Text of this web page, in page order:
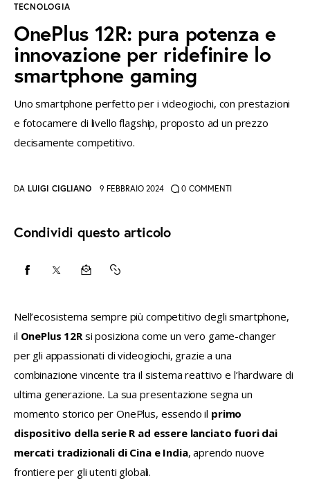
instagramm
x
TECNOLOGIA
OnePlus 12R: pura potenza e
innovazione per ridefinire lo
smartphone gaming
Uno smartphone perfetto per i videogiochi, con prestazioni
e fotocamere di livello flagship, proposto ad un prezzo
decisamente competitivo.
DA LUIGI CIGLIANO 9 FEBBRAIO 2024 0 COMMENTI
Condividi questo articolo
CONDIVIDI
FACEBOOK
CONDIVIDI
X
CONDIVIDI
EMAIL
COPY
TO
CLIPBOARD
Nell’ecosistema sempre più competitivo degli smartphone,
il OnePlus 12R si posiziona come un vero game-changer
per gli appassionati di videogiochi, grazie a una
combinazione vincente tra il sistema reattivo e l’hardware di
ultima generazione. La sua presentazione segna un
momento storico per OnePlus, essendo il primo
dispositivo della serie R ad essere lanciato fuori dai
mercati tradizionali di Cina e India, aprendo nuove
frontiere per gli utenti globali.